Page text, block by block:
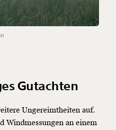
Gutachten
Ungereimtheiten auf.
Windmessungen an einem